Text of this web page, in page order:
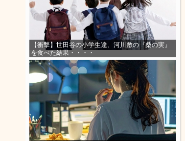
【衝撃】世田谷の小学生達、河川敷の『桑の実』
を食べた結果・・・・